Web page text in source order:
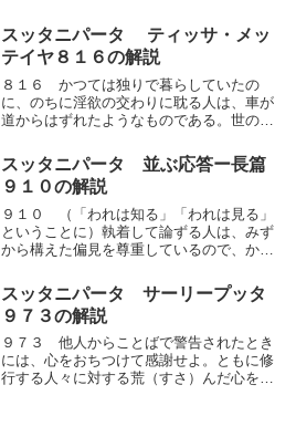
である、無能な奴だ」という。偏見や伝承
の学問や戒律や誓いや思想や、これらに依
存して人間的...
スッタニパータ ティッサ・メッ
テイヤ８１６の解説
８１６ かつては独りで暮らしていたの
に、のちに淫欲の交わりに耽る人は、車が
道からはずれたようなものである。世の
夫』と呼ぶ。かつては独りで暮らして人間
的思考の運動（快⇔不快）を制する生活を
していたのに、の...
スッタニパータ 並ぶ応答ー長篇
９１０の解説
９１０ （「われは知る」「われは見る」
ということに）執着して論ずる人は、みず
から構えた偏見を尊重しているので、かれ
ることがらのみ適正であると説き、そのこ
とがらに（のみ）清浄（となる道）を認め
る論者は、そ...
スッタニパータ サーリープッタ
９７３の解説
９７３ 他人からことばで警告されたとき
には、心をおちつけて感謝せよ。ともに修
行する人々に対する荒（すさ）んだ心を断